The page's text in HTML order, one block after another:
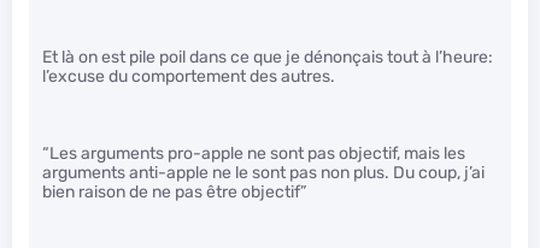
Et là on est pile poil dans ce que je dénonçais tout à l’heure:
l’excuse du comportement des autres.
“Les arguments pro-apple ne sont pas objectif, mais les
arguments anti-apple ne le sont pas non plus. Du coup, j’ai
bien raison de ne pas être objectif”